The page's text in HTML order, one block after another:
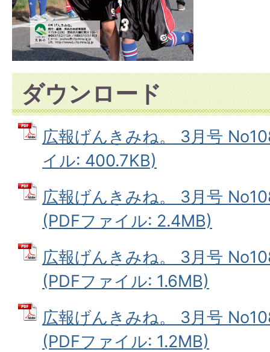
ダウンロード
広報げんきみね。 3月号
イル: 400.7KB)
広報げんきみね。 3月号
(PDFファイル: 2.4MB)
広報げんきみね。 3月号
(PDFファイル: 1.6MB)
広報げんきみね。 3月号
(PDFファイル: 1.2MB)